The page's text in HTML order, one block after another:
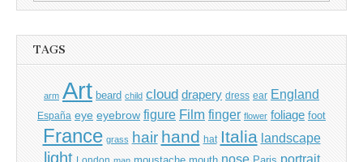
TAGS
arm Art beard child cloud drapery dress ear England
España eye eyebrow figure Film finger flower foliage foot
France grass hair hand hat Italia landscape
light portrait